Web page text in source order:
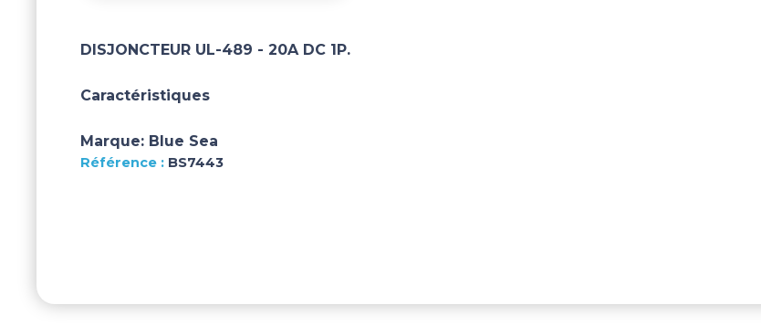
DISJONCTEUR UL-489 - 20A DC 1P.
Caractéristiques
Marque: Blue Sea
BS7443